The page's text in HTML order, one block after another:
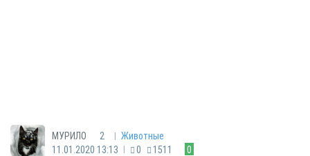
МУРИЛО 2 | Животные
11.01.2020 13:13 | 0 1511 0